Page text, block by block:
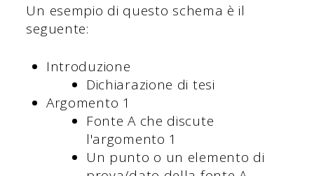
Un esempio di questo schema è il
seguente:
Introduzione
Dichiarazione di tesi
Argomento 1
Fonte A che discute
l'argomento 1
Un punto o un elemento di